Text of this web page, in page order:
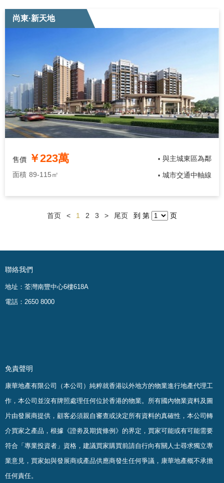
尚東·新天地
售價 ￥223萬
面積 89-115㎡
• 與主城東區為鄰
• 城市交通中軸線
首页 < 1 2 3 > 尾页 到 第 页
聯絡我們
地址：荃灣南豐中心6樓618A
電話：2650 8000
免責聲明
康華地產有限公司（本公司）純粹就香港以外地方的物業進行地產代理工
作，本公司並沒有牌照處理任何位於香港的物業。 所有國內物業資料及圖
片由發展商提供，顧客必須親自審查或決定所有資料的真確性 ， 本公司轉
介買家之產品，根據《證劵及期貨條例》的界定，買家可能或有可能需要
符合「專業投資者」資格，建議買家購買前請自行向有關人士尋求獨立專
業意見，買家如與發展商或產品供應商發生任何爭議，康華地產概不承擔
任何責任。